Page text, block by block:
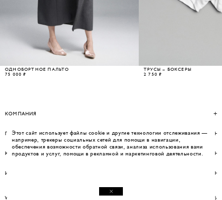
ОДНОБОРТНОЕ ПАЛЬТО
75 000 ₽
ТРУСЫ – БОКСЕРЫ
2 750 ₽
КОМПАНИЯ
ПОМОЩЬ
КОНТАКТЫ
ИНФОРМАЦИЯ
WEBSITE BY UMWELT © WOS 2026
Этот сайт использует файлы cookie и другие технологии отслеживания —
например, трекеры социальных сетей для помощи в навигации,
обеспечения возможности обратной связи, анализа использования вами
продуктов и услуг, помощи в рекламной и маркетинговой деятельности.